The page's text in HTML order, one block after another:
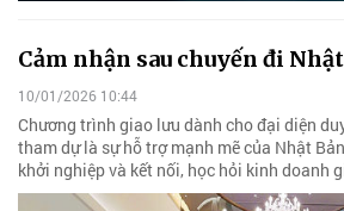
Cảm nhận sau chuyến đi
10/01/2026 10:44
Chương trình giao lưu dành cho đại diện
tham dự là sự hỗ trợ mạnh mẽ của Nhật
khởi nghiệp và kết nối, học hỏi kinh doanh